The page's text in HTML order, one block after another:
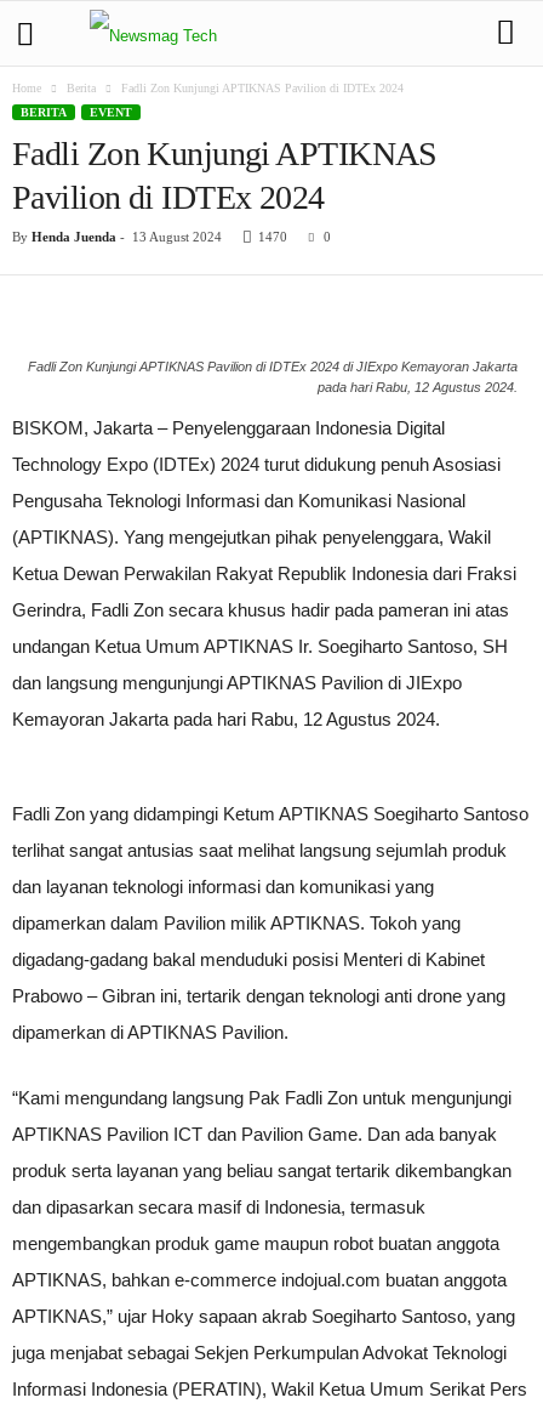
Home Berita
Fadli Zon Kunjungi APTIKNAS Pavilion di IDTEx 2024
BERITA
EVENT
Fadli Zon Kunjungi APTIKNAS
Pavilion di IDTEx 2024
By Henda Juenda - 13 August 2024 1470 0
Fadli Zon Kunjungi APTIKNAS Pavilion di IDTEx 2024 di JIExpo Kemayoran Jakarta
pada hari Rabu, 12 Agustus 2024.
BISKOM, Jakarta – Penyelenggaraan Indonesia Digital
Technology Expo (IDTEx) 2024 turut didukung penuh Asosiasi
Pengusaha Teknologi Informasi dan Komunikasi Nasional
(APTIKNAS). Yang mengejutkan pihak penyelenggara, Wakil
Ketua Dewan Perwakilan Rakyat Republik Indonesia dari Fraksi
Gerindra, Fadli Zon secara khusus hadir pada pameran ini atas
undangan Ketua Umum APTIKNAS Ir. Soegiharto Santoso, SH
dan langsung mengunjungi APTIKNAS Pavilion di JIExpo
Kemayoran Jakarta pada hari Rabu, 12 Agustus 2024.
Fadli Zon yang didampingi Ketum APTIKNAS Soegiharto Santoso
terlihat sangat antusias saat melihat langsung sejumlah produk
dan layanan teknologi informasi dan komunikasi yang
dipamerkan dalam Pavilion milik APTIKNAS. Tokoh yang
digadang-gadang bakal menduduki posisi Menteri di Kabinet
Prabowo – Gibran ini, tertarik dengan teknologi anti drone yang
dipamerkan di APTIKNAS Pavilion.
“Kami mengundang langsung Pak Fadli Zon untuk mengunjungi
APTIKNAS Pavilion ICT dan Pavilion Game. Dan ada banyak
produk serta layanan yang beliau sangat tertarik dikembangkan
dan dipasarkan secara masif di Indonesia, termasuk
mengembangkan produk game maupun robot buatan anggota
APTIKNAS, bahkan e-commerce indojual.com buatan anggota
APTIKNAS,” ujar Hoky sapaan akrab Soegiharto Santoso, yang
juga menjabat sebagai Sekjen Perkumpulan Advokat Teknologi
Informasi Indonesia (PERATIN), Wakil Ketua Umum Serikat Pers